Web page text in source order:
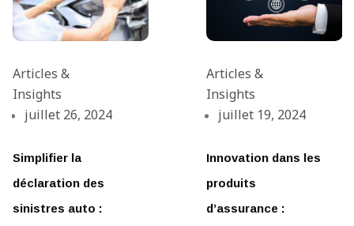
Articles &
Insights
juillet 26, 2024
Simplifier la
déclaration des
sinistres auto :
Articles &
Insights
juillet 19, 2024
Innovation dans les
produits
d’assurance :